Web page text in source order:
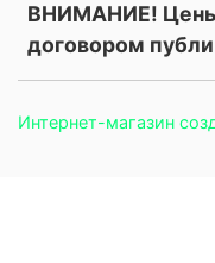
ВНИМАНИЕ! Цены
договором
Интернет-магазин